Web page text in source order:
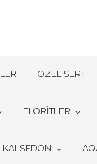
ÖZEL SERİ
FLORİTLER
KALSEDON